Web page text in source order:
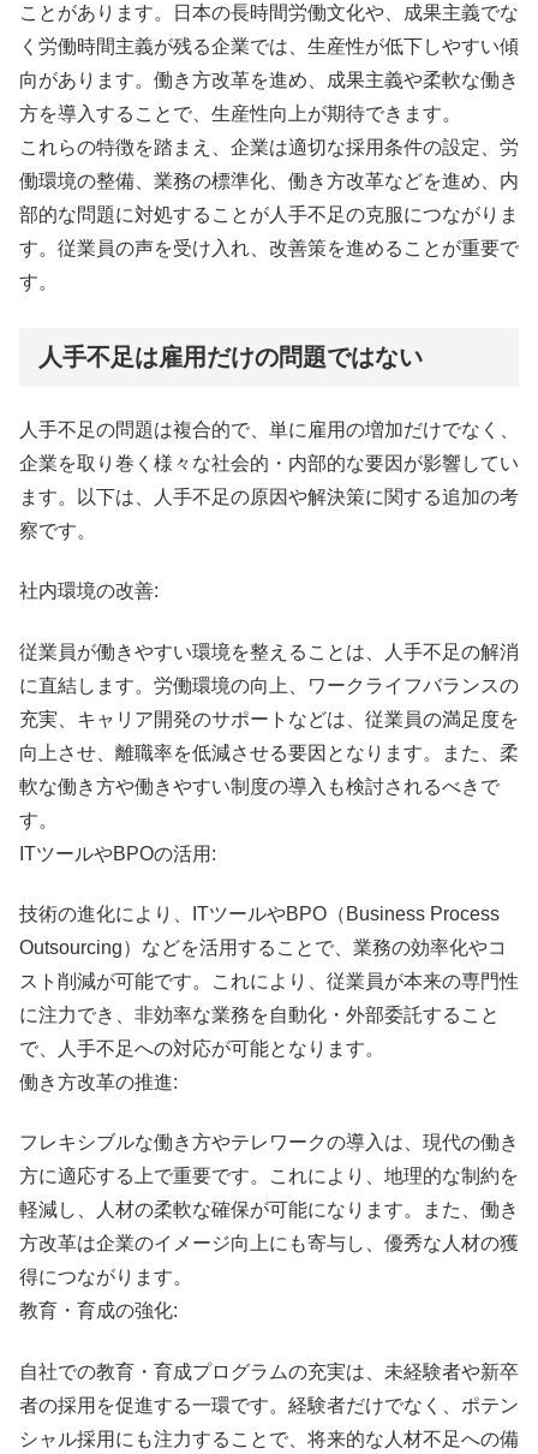
ことがあります。日本の長時間労働文化や、成果主義でな
く労働時間主義が残る企業では、生産性が低下しやすい傾
向があります。働き方改革を進め、成果主義や柔軟な働き
方を導入することで、生産性向上が期待できます。
これらの特徴を踏まえ、企業は適切な採用条件の設定、労
働環境の整備、業務の標準化、働き方改革などを進め、内
部的な問題に対処することが人手不足の克服につながりま
す。従業員の声を受け入れ、改善策を進めることが重要で
す。
人手不足は雇用だけの問題ではない
人手不足の問題は複合的で、単に雇用の増加だけでなく、
企業を取り巻く様々な社会的・内部的な要因が影響してい
ます。以下は、人手不足の原因や解決策に関する追加の考
察です。
社内環境の改善:
従業員が働きやすい環境を整えることは、人手不足の解消
に直結します。労働環境の向上、ワークライフバランスの
充実、キャリア開発のサポートなどは、従業員の満足度を
向上させ、離職率を低減させる要因となります。また、柔
軟な働き方や働きやすい制度の導入も検討されるべきで
す。
ITツールやBPOの活用:
技術の進化により、ITツールやBPO（Business Process
Outsourcing）などを活用することで、業務の効率化やコ
スト削減が可能です。これにより、従業員が本来の専門性
に注力でき、非効率な業務を自動化・外部委託すること
で、人手不足への対応が可能となります。
働き方改革の推進:
フレキシブルな働き方やテレワークの導入は、現代の働き
方に適応する上で重要です。これにより、地理的な制約を
軽減し、人材の柔軟な確保が可能になります。また、働き
方改革は企業のイメージ向上にも寄与し、優秀な人材の獲
得につながります。
教育・育成の強化:
自社での教育・育成プログラムの充実は、未経験者や新卒
者の採用を促進する一環です。経験者だけでなく、ポテン
シャル採用にも注力することで、将来的な人材不足への備